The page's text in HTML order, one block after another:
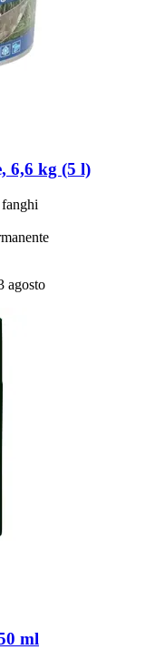
6,6 kg (5 l)
agosto
ml